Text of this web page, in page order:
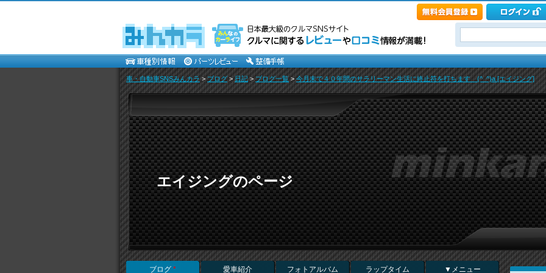
車・自動車SNSみんカラ>ブログ>日記>ブログ一覧 >今月末で４０年間のサラリーマン生活に終止符を打ちます (^_^)a [エイジング]
エイジングのページ
ブログ* 愛車紹介 フォトアルバム ラップタイム ▼メニュー